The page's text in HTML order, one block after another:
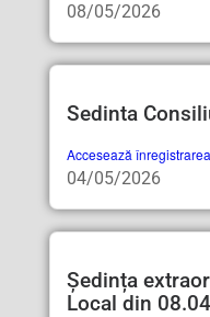
08/05/2026
Sedinta
Accesează
04/05/2026
Ședința
Local din